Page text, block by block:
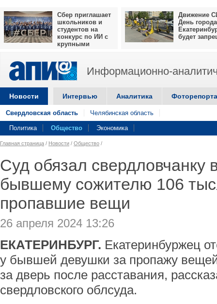
Сбер приглашает
школьников и
студентов на
конкурс по ИИ с
крупными
Движение
День города
будет
Информационно-
Новости Интервью Аналитика
Свердловская область Челябинская область
Политика Общество Экономика
Главная страница / Новости / Общество /
Суд обязал свердловчанку
бывшему сожителю 106
пропавшие вещи
26 апреля 2024 13:26
ЕКАТЕРИНБУРГ. ​​Екатеринбуржец
у бывшей девушки за пропажу
за дверь после расставания,
свердловского облсуда.